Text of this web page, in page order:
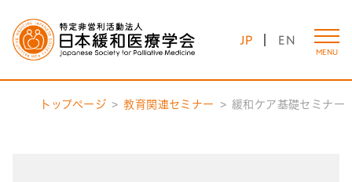
JP EN
MENU
トップページ 教育関連セミナー 緩和ケア基礎セミナー